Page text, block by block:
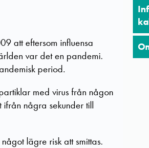
att eftersom influensa
var det en pandemi.
period.
med virus från någon
ifrån några sekunder till
lägre risk att smittas.